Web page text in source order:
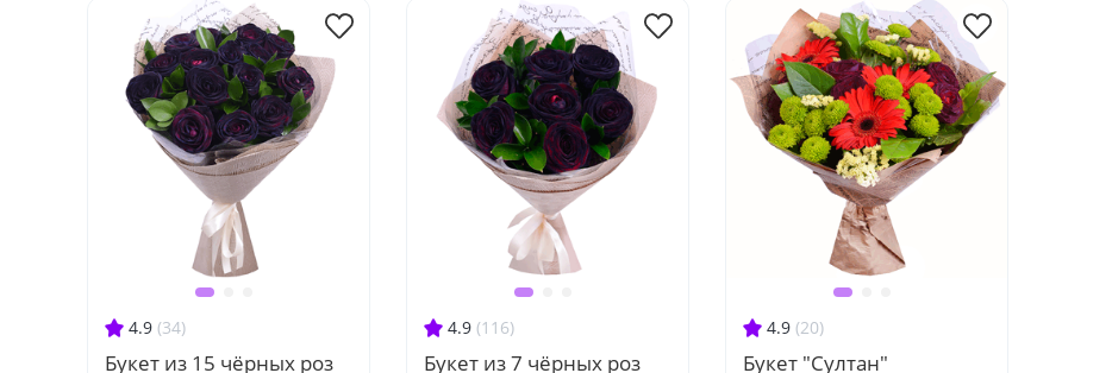
4.9 (34)
Букет из 15 чёрных роз
4.9 (116)
Букет из 7 чёрных роз
4.9 (20)
Букет "Султан"